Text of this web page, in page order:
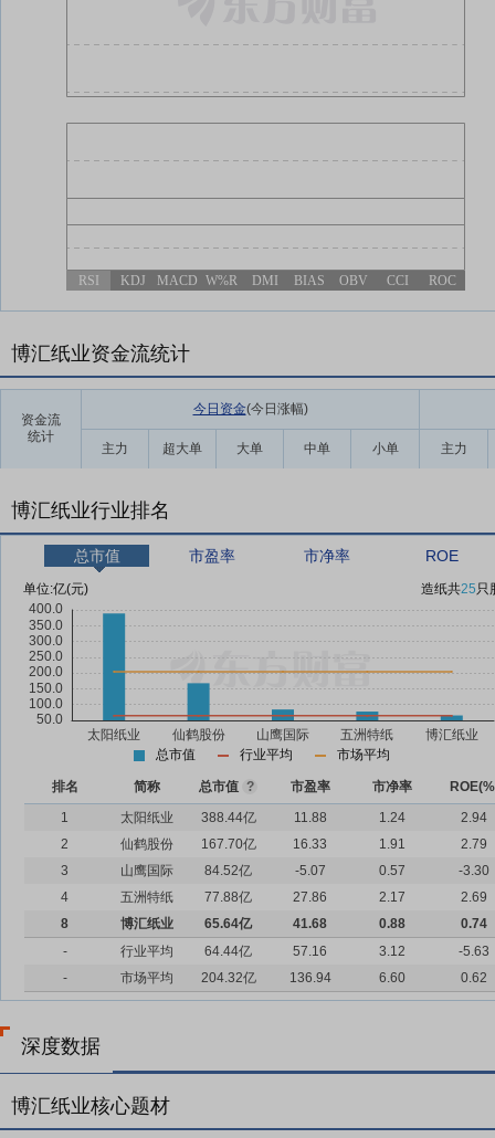
RSI KDJ MACD W%R DMI BIAS OBV CCI ROC
博汇纸业资金流统计
资金流
统计
今日资金(今日涨幅)
主力 超大单 大单 中单 小单 主力
博汇纸业行业排名
总市值 市盈率 市净率 ROE
单位:亿(元) 造纸共25只
总市值 行业平均 市场平均
排名 简称 总市值 ? 市盈率 市净率
1
太阳纸业 388.44亿 11.88 1.24
2.94
2
仙鹤股份 167.70亿 16.33 1.91
2.79
3
山鹰国际 84.52亿 -5.07 0.57
-3.30
4
五洲特纸 77.88亿 27.86 2.17
2.69
8
博汇纸业 65.64亿 41.68 0.88
0.74
-
行业平均 64.44亿 57.16 3.12
-5.63
-
市场平均 204.32亿 136.94 6.60 0.62
深度数据
博汇纸业核心题材